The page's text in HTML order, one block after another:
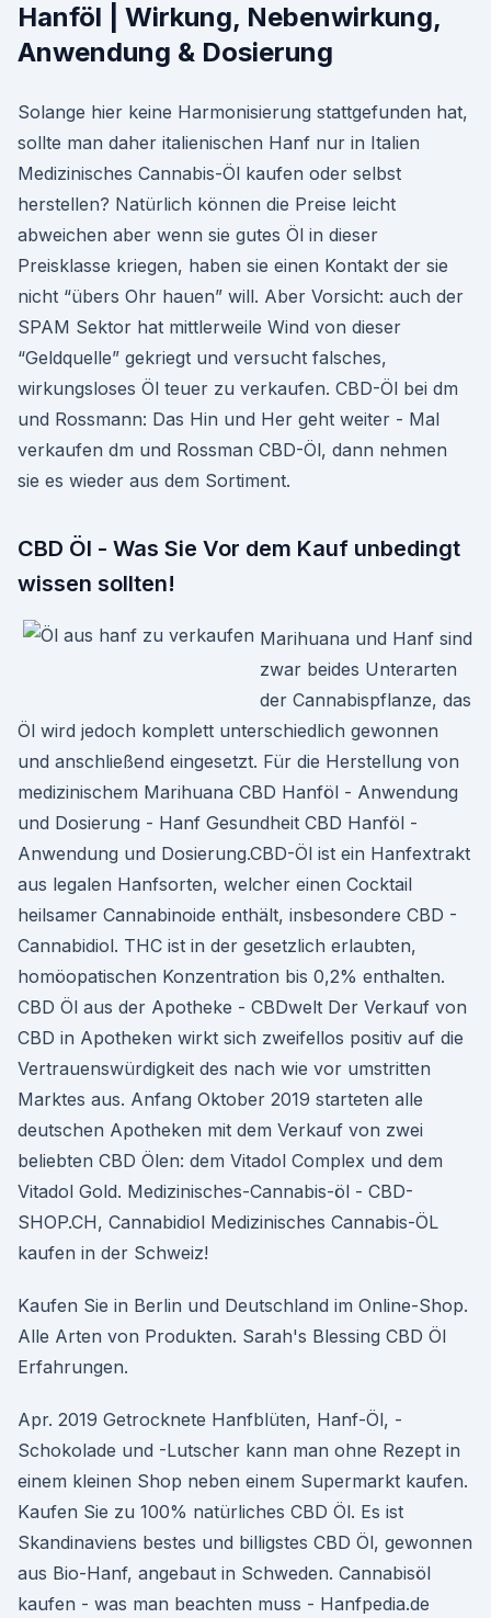
Hanföl | Wirkung, Nebenwirkung,
Anwendung & Dosierung
Solange hier keine Harmonisierung stattgefunden hat,
sollte man daher italienischen Hanf nur in Italien
Medizinisches Cannabis-Öl kaufen oder selbst
herstellen? Natürlich können die Preise leicht
abweichen aber wenn sie gutes Öl in dieser
Preisklasse kriegen, haben sie einen Kontakt der sie
nicht “übers Ohr hauen” will. Aber Vorsicht: auch der
SPAM Sektor hat mittlerweile Wind von dieser
“Geldquelle” gekriegt und versucht falsches,
wirkungsloses Öl teuer zu verkaufen. CBD-Öl bei dm
und Rossmann: Das Hin und Her geht weiter - Mal
verkaufen dm und Rossman CBD-Öl, dann nehmen
sie es wieder aus dem Sortiment.
CBD Öl - Was Sie Vor dem Kauf unbedingt
wissen sollten!
Marihuana und Hanf sind
zwar beides Unterarten
der Cannabispflanze, das
Öl wird jedoch komplett unterschiedlich gewonnen
und anschließend eingesetzt. Für die Herstellung von
medizinischem Marihuana CBD Hanföl - Anwendung
und Dosierung - Hanf Gesundheit CBD Hanföl -
Anwendung und Dosierung.CBD-Öl ist ein Hanfextrakt
aus legalen Hanfsorten, welcher einen Cocktail
heilsamer Cannabinoide enthält, insbesondere CBD -
Cannabidiol. THC ist in der gesetzlich erlaubten,
homöopatischen Konzentration bis 0,2% enthalten.
CBD Öl aus der Apotheke - CBDwelt Der Verkauf von
CBD in Apotheken wirkt sich zweifellos positiv auf die
Vertrauenswürdigkeit des nach wie vor umstritten
Marktes aus. Anfang Oktober 2019 starteten alle
deutschen Apotheken mit dem Verkauf von zwei
beliebten CBD Ölen: dem Vitadol Complex und dem
Vitadol Gold. Medizinisches-Cannabis-öl - CBD-
SHOP.CH, Cannabidiol Medizinisches Cannabis-ÖL
kaufen in der Schweiz!
Kaufen Sie in Berlin und Deutschland im Online-Shop.
Alle Arten von Produkten. Sarah's Blessing CBD Öl
Erfahrungen.
Apr. 2019 Getrocknete Hanfblüten, Hanf-Öl, -
Schokolade und -Lutscher kann man ohne Rezept in
einem kleinen Shop neben einem Supermarkt kaufen.
Kaufen Sie zu 100% natürliches CBD Öl. Es ist
Skandinaviens bestes und billigstes CBD Öl, gewonnen
aus Bio-Hanf, angebaut in Schweden. Cannabisöl
kaufen - was man beachten muss - Hanfpedia.de